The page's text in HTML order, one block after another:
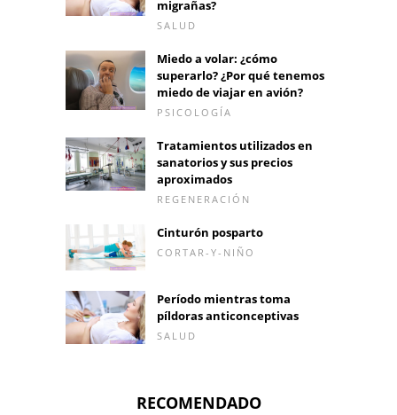
migrañas?
SALUD
Miedo a volar: ¿cómo
superarlo? ¿Por qué tenemos
miedo de viajar en avión?
PSICOLOGÍA
Tratamientos utilizados en
sanatorios y sus precios
aproximados
REGENERACIÓN
Cinturón posparto
CORTAR-Y-NIÑO
Período mientras toma
píldoras anticonceptivas
SALUD
RECOMENDADO